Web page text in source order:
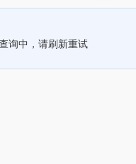
询中，请刷新重试